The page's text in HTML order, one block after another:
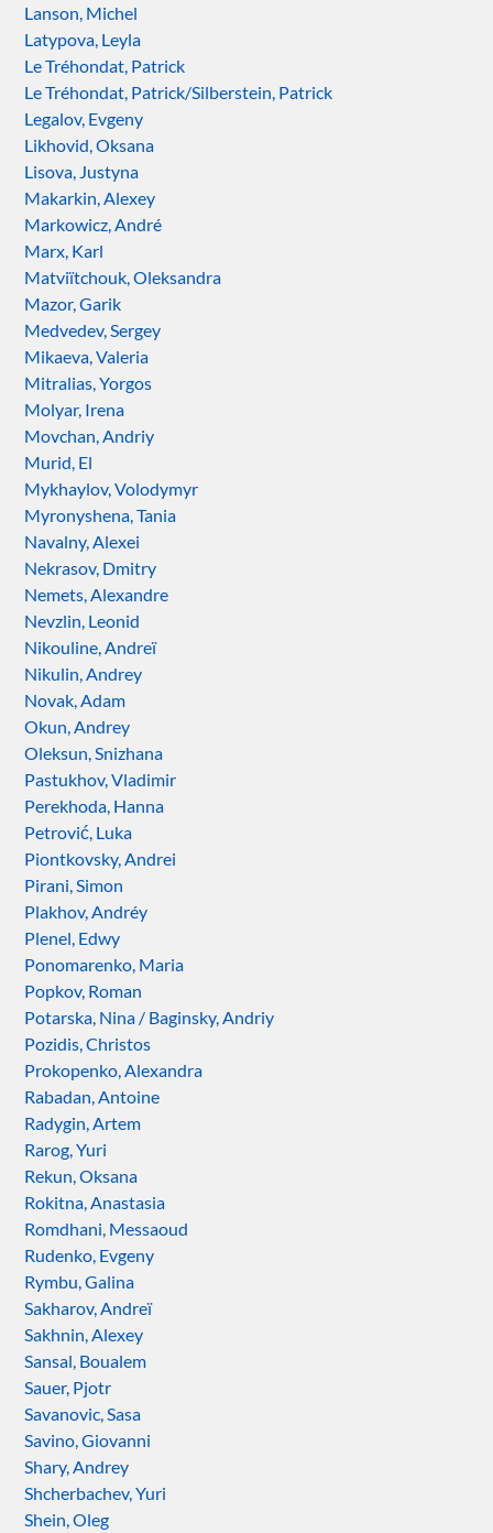
Lanson, Michel
Latypova, Leyla
Le Tréhondat, Patrick
Le Tréhondat, Patrick/Silberstein, Patrick
Legalov, Evgeny
Likhovid, Oksana
Lisova, Justyna
Makarkin, Alexey
Markowicz, André
Marx, Karl
Matviïtchouk, Oleksandra
Mazor, Garik
Medvedev, Sergey
Mikaeva, Valeria
Mitralias, Yorgos
Molyar, Irena
Movchan, Andriy
Murid, El
Mykhaylov, Volodymyr
Myronyshena, Tania
Navalny, Alexei
Nekrasov, Dmitry
Nemets, Alexandre
Nevzlin, Leonid
Nikouline, Andreï
Nikulin, Andrey
Novak, Adam
Okun, Andrey
Oleksun, Snizhana
Pastukhov, Vladimir
Perekhoda, Hanna
Petrović, Luka
Piontkovsky, Andrei
Pirani, Simon
Plakhov, Andréy
Plenel, Edwy
Ponomarenko, Maria
Popkov, Roman
Potarska, Nina / Baginsky, Andriy
Pozidis, Christos
Prokopenko, Alexandra
Rabadan, Antoine
Radygin, Artem
Rarog, Yuri
Rekun, Oksana
Rokitna, Anastasia
Romdhani, Messaoud
Rudenko, Evgeny
Rymbu, Galina
Sakharov, Andreï
Sakhnin, Alexey
Sansal, Boualem
Sauer, Pjotr
Savanovic, Sasa
Savino, Giovanni
Shary, Andrey
Shcherbachev, Yuri
Shein, Oleg